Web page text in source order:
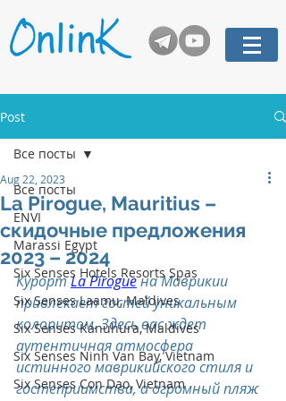
Post
Все посты
ENVI
Marassi Egypt
Six Senses Hotels Resorts Spas
Six Senses Laamu, Maldives
Six Senses Kanuhura, Maldives
Six Senses Ninh Van Bay, Vietnam
Six Senses Con Dao, Vietnam
Все посты
La Pirogue, Mauritius –
скидочные предложения
2023 – 2024
Aug 22, 2023
Курорт La Pirogue на Маврикии
привлекает гостей уникальным
колоритом. Здесь вас ждет
аутентичная атмосфера
истинного маврикийского стиля и
гостеприимства, а огромный пляж